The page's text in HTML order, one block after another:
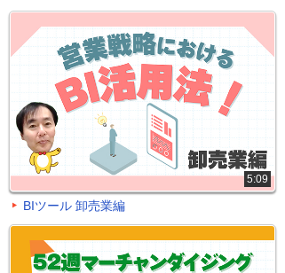
5:09
BIツール 卸売業編